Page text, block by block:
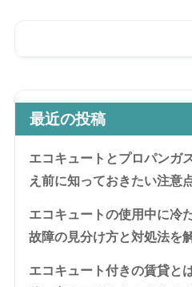
最近の投稿
エコキュートとプロパンガ
え前に知っておきたい注意
エコキュートの使用中に冷
故障の見分け方と対処法を
エコキュート付きの賃貸と